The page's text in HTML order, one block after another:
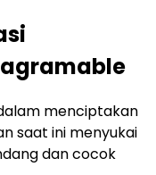
menciptakan
saat ini menyukai
dan cocok